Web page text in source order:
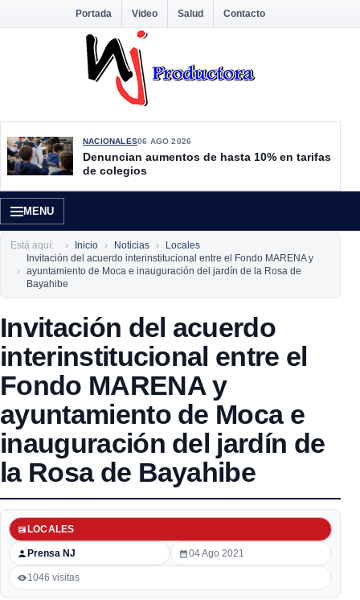
Portada Video Salud Contacto
NACIONALES06 AGO 2026
Denuncian aumentos de hasta 10% en tarifas
de colegios
MENU
Está aquí: Inicio Noticias
Locales
Invitación del acuerdo interinstitucional entre el Fondo MARENA y
ayuntamiento de Moca e inauguración del jardín de la Rosa de
Bayahibe
Invitación del acuerdo
interinstitucional entre el
Fondo MARENA y
ayuntamiento de Moca e
inauguración del jardín de
la Rosa de Bayahibe
Prensa NJ
LOCALES
04 Ago 2021
1046 visitas